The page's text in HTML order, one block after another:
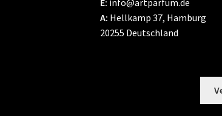
E: info@artparfum.de
A: Hellkamp 37, Hamburg
20255 Deutschland